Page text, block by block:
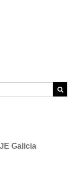
Galicia